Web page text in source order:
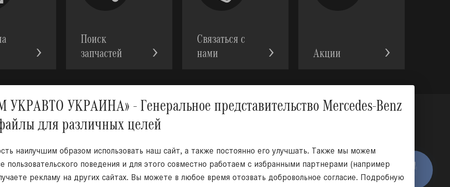
УКРАИНА» - Генеральное представительство Mercedes-Benz
для различных целей
наилучшим образом использовать наш сайт, а также постоянно его улучшать. Также мы можем
пользовательского поведения и для этого совместно работаем с избранными партнерами (например
рекламу на других сайтах. Вы можете в любое время отозвать добровольное согласие. Подробную
Поиск
запчастей
Связаться с
нами
Акции
Вверх
Мы в социальных сетях: